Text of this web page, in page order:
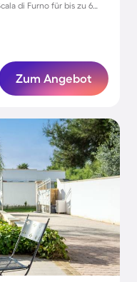
di Furno für bis zu 6
Zum Angebot